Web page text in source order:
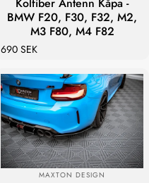
BMW F20, F30, F32, M2,
M3 F80, M4 F82
690 SEK
LEVERANTÖR:
MAXTON DESIGN